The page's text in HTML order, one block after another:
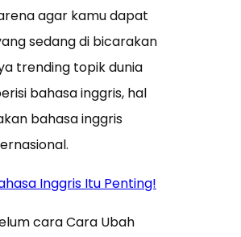
agar kamu dapat
sedang di bicarakan
trending topik dunia
bahasa inggris, hal
bahasa inggris
Inggris Itu Penting!
cara Cara Ubah